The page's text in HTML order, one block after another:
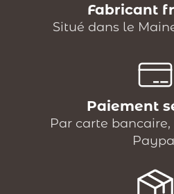
Fabricant
Situé dans le
Paiement
Par carte